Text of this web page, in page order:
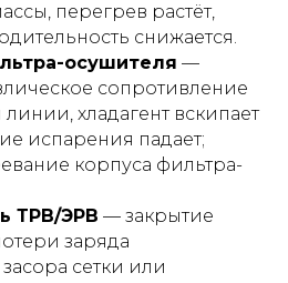
перегрев растёт,
снижается.
осушителя —
сопротивление
хладагент вскипает
испарения падает;
корпуса фильтра-
ТРВ/ЭРВ — закрытие
заряда
сетки или